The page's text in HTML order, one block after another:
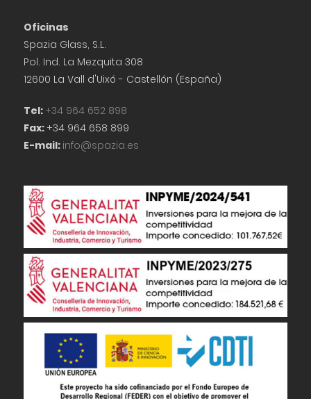
Oficinas
Spazia Glass, S.L.
Pol. Ind. La Mezquita 308
12600 La Vall d'Uixó - Castellón (España)
Tel: +34 964 652 898
Fax: +34 964 658 899
E-mail: info@spazia.es